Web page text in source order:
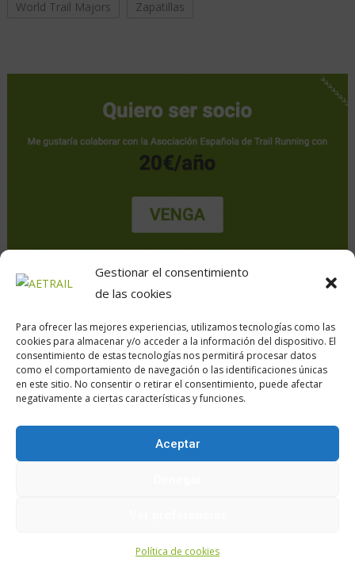
Gestionar el consentimiento
de las cookies
Para ofrecer las mejores experiencias, utilizamos tecnologías como las
cookies para almacenar y/o acceder a la información del dispositivo. El
consentimiento de estas tecnologías nos permitirá procesar datos
como el comportamiento de navegación o las identificaciones únicas
en este sitio. No consentir o retirar el consentimiento, puede afectar
negativamente a ciertas características y funciones.
Aceptar
Política de cookies
World Trail Majors Zapatillas
Calle Daoiz, 12, Madrid
Aviso legal z.Política de privacidad